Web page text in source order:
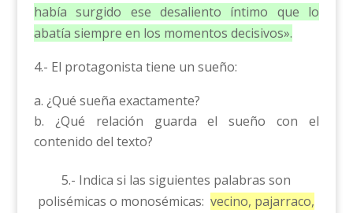
había surgido ese desaliento íntimo que lo
abatía siempre en los momentos decisivos».
4.- El protagonista tiene un sueño:
¿Qué sueña exactamente?
¿Qué relación guarda el sueño con el
contenido del texto?
5.- Indica si las siguientes palabras son
polisémicas o monosémicas:vecino, pajarraco,